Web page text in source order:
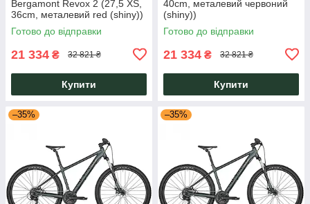
Bergamont Revox 2 (27,5 XS,
36cm, металевий red (shiny))
Готово до відправки
21 334 ₴ 32 821 ₴
Купити
40cm, металевий червоний
(shiny))
Готово до відправки
21 334 ₴ 32 821 ₴
Купити
–35% –35%